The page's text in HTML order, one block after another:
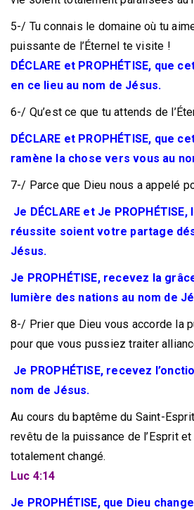
5-/ Tu connais le domaine où tu
puissante de l’Éternel te visite !
DÉCLARE et PROPHÉTISE, que
en ce lieu au nom de Jésus.
6-/ Qu’est ce que tu attends de
DÉCLARE et PROPHÉTISE, que
ramène la chose vers vous au
7-/ Parce que Dieu nous a appelé
Je DÉCLARE et Je
réussite soient votre partage
Jésus.
Je PROPHÉTISE, recevez la
lumière des nations au nom de
8-/ Prier que Dieu vous accorde la
pour que vous pussiez traiter
Je PROPHÉTISE, recevez
nom de Jésus.
Au cours du baptême du Saint-
revêtu de la puissance de l’Esprit
totalement changé.
Luc 4:14
Je PROPHÉTISE, que Dieu